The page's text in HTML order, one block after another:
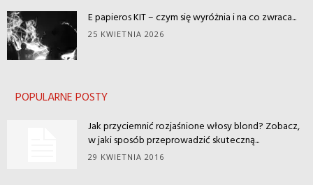
E papieros KIT – czym się wyróżnia i na co zwraca...
25 KWIETNIA 2026
POPULARNE POSTY
Jak przyciemnić rozjaśnione włosy blond? Zobacz,
w jaki sposób przeprowadzić skuteczną...
29 KWIETNIA 2016